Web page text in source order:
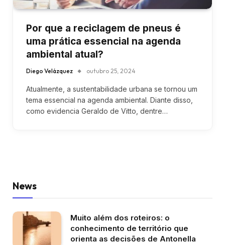
Por que a reciclagem de pneus é
uma prática essencial na agenda
ambiental atual?
Diego Velázquez outubro 25, 2024
Atualmente, a sustentabilidade urbana se tornou um
tema essencial na agenda ambiental. Diante disso,
como evidencia Geraldo de Vitto, dentre…
News
Muito além dos roteiros: o
conhecimento de território que
orienta as decisões de Antonella